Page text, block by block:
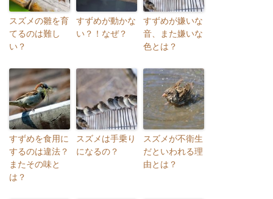
スズメの雛を育
てるのは難し
い？
すずめが動かな
い？！なぜ？
すずめが嫌いな
音、また嫌いな
色とは？
すずめを食用に
するのは違法？
またその味と
は？
スズメは手乗り
になるの？
スズメが不衛生
だといわれる理
由とは？